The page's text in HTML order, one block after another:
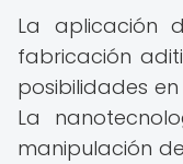
La aplicación
fabricación
posibilidades
La
manipulación